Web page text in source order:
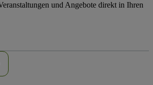
und Angebote direkt in Ihren